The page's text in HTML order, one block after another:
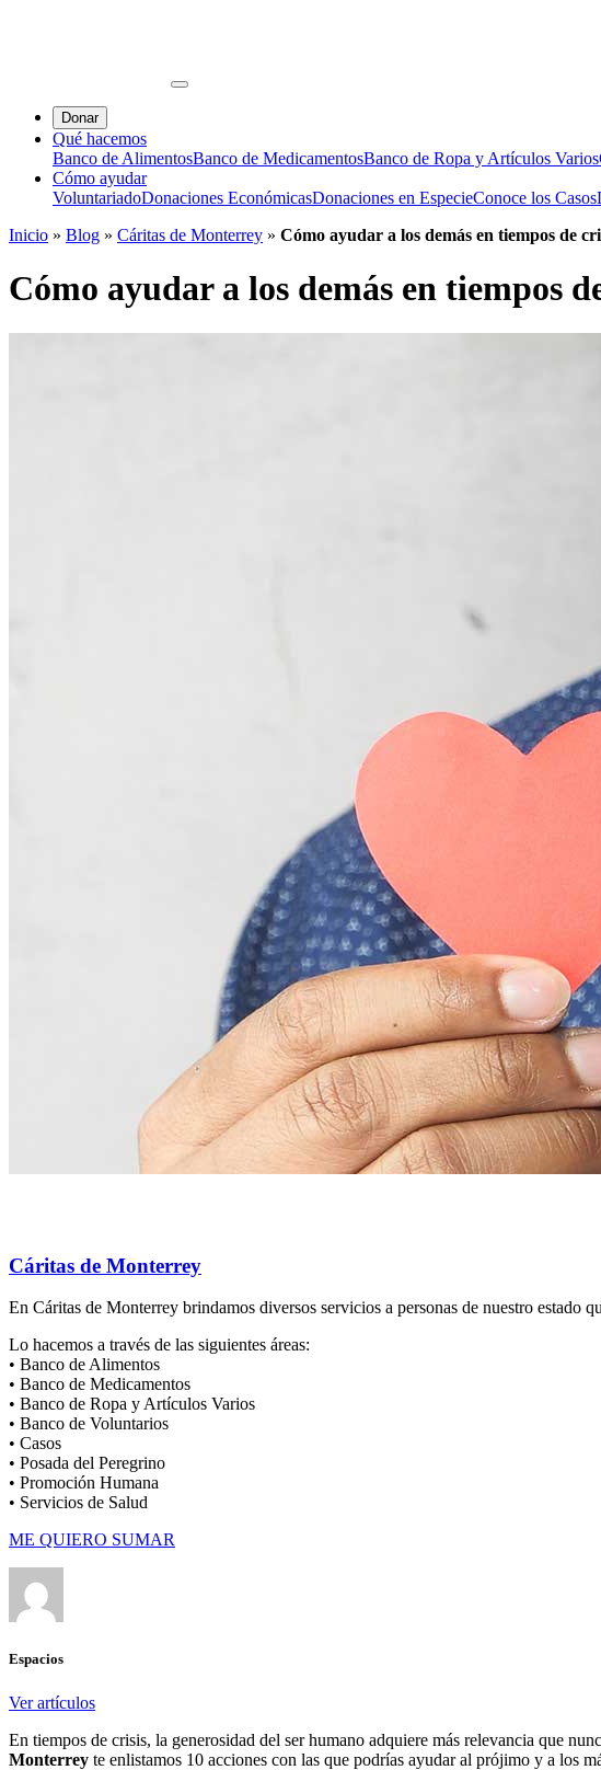
Donar
Qué hacemos
Banco de AlimentosBanco de MedicamentosBanco de Ropa y Artículos Varios
Cómo ayudar
VoluntariadoDonaciones EconómicasDonaciones en EspecieConoce los Casos
Inicio » Blog » Cáritas de Monterrey » Cómo ayudar a los demás en tiempos de
Cómo ayudar a los demás en tiempos
Cáritas de Monterrey
En Cáritas de Monterrey brindamos diversos servicios a personas de nuestro estado
Lo hacemos a través de las siguientes áreas:
• Banco de Alimentos
• Banco de Medicamentos
• Banco de Ropa y Artículos Varios
• Banco de Voluntarios
• Casos
• Posada del Peregrino
• Promoción Humana
• Servicios de Salud
ME QUIERO SUMAR
Espacios
Ver artículos
En tiempos de crisis, la generosidad del ser humano adquiere más relevancia que
Monterrey te enlistamos 10 acciones con las que podrías ayudar al prójimo y a los